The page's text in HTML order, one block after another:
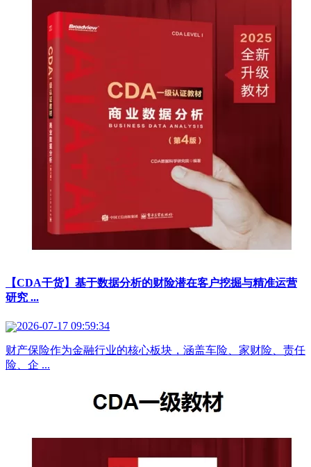
【CDA干货】基于数据分析的财险潜在客户挖掘与精准运营
研究 ...
2026-07-17 09:59:34
财产保险作为金融行业的核心板块，涵盖车险、家财险、责任
险、企 ...